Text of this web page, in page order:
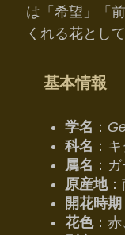
は「希望」「
くれる花とし
基本情報
学名 ：
科名 ：
属名 ：
原産地：
開花時期
花色：赤